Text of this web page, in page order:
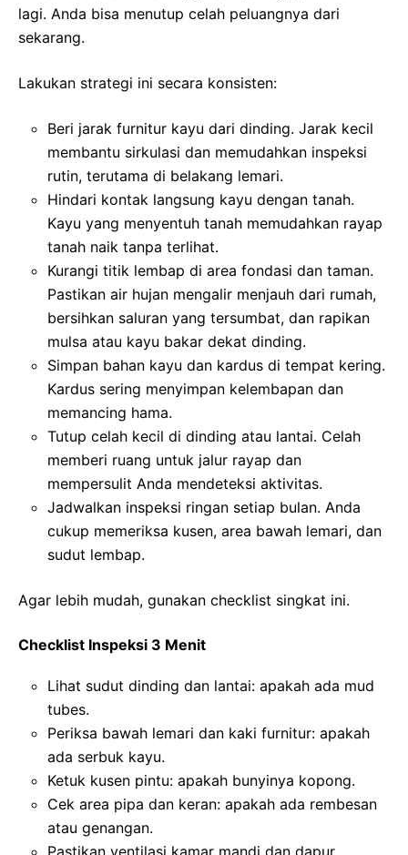
lagi. Anda bisa menutup celah peluangnya dari
sekarang.
Lakukan strategi ini secara konsisten:
Beri jarak furnitur kayu dari dinding. Jarak kecil
membantu sirkulasi dan memudahkan inspeksi
rutin, terutama di belakang lemari.
Hindari kontak langsung kayu dengan tanah.
Kayu yang menyentuh tanah memudahkan rayap
tanah naik tanpa terlihat.
Kurangi titik lembap di area fondasi dan taman.
Pastikan air hujan mengalir menjauh dari rumah,
bersihkan saluran yang tersumbat, dan rapikan
mulsa atau kayu bakar dekat dinding.
Simpan bahan kayu dan kardus di tempat kering.
Kardus sering menyimpan kelembapan dan
memancing hama.
Tutup celah kecil di dinding atau lantai. Celah
memberi ruang untuk jalur rayap dan
mempersulit Anda mendeteksi aktivitas.
Jadwalkan inspeksi ringan setiap bulan. Anda
cukup memeriksa kusen, area bawah lemari, dan
sudut lembap.
Agar lebih mudah, gunakan checklist singkat ini.
Checklist Inspeksi 3 Menit
Lihat sudut dinding dan lantai: apakah ada mud
tubes.
Periksa bawah lemari dan kaki furnitur: apakah
ada serbuk kayu.
Ketuk kusen pintu: apakah bunyinya kopong.
Cek area pipa dan keran: apakah ada rembesan
atau genangan.
Pastikan ventilasi kamar mandi dan dapur